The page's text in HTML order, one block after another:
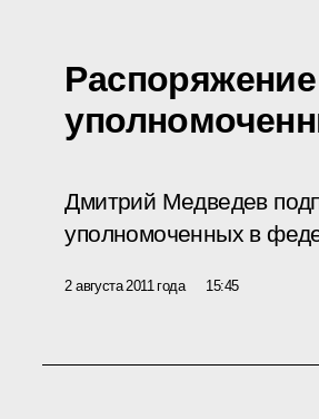
Дмитрий Медведев
уполномоченных в
2 августа 2011 года 15:45